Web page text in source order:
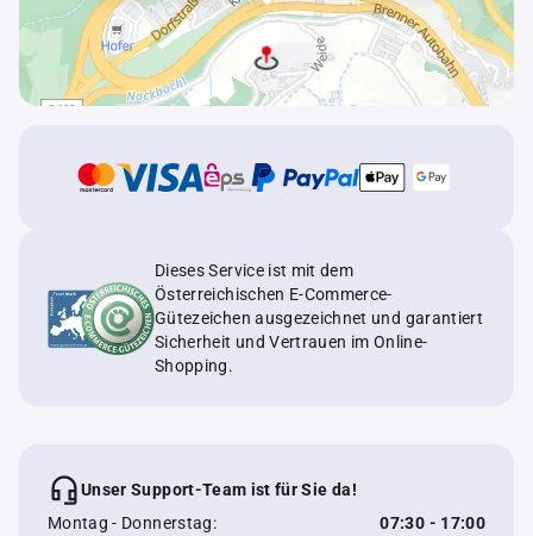
Dieses Service ist mit dem
Österreichischen E-Commerce-
Gütezeichen ausgezeichnet und garantiert
Sicherheit und Vertrauen im Online-
Shopping.
Unser Support-Team ist für Sie da!
Montag - Donnerstag:
07:30 - 17:00